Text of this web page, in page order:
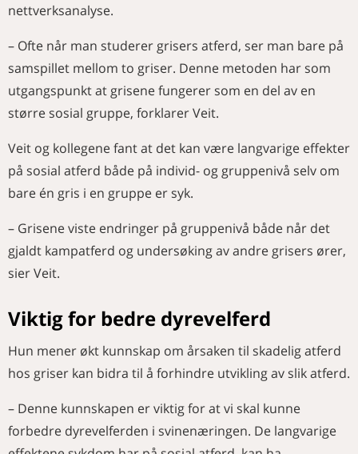
nettverksanalyse.
– Ofte når man studerer grisers atferd, ser man bare på
samspillet mellom to griser. Denne metoden har som
utgangspunkt at grisene fungerer som en del av en
større sosial gruppe, forklarer Veit.
Veit og kollegene fant at det kan være langvarige effekter
på sosial atferd både på individ- og gruppenivå selv om
bare én gris i en gruppe er syk.
– Grisene viste endringer på gruppenivå både når det
gjaldt kampatferd og undersøking av andre grisers ører,
sier Veit.
Viktig for bedre dyrevelferd
Hun mener økt kunnskap om årsaken til skadelig atferd
hos griser kan bidra til å forhindre utvikling av slik atferd.
– Denne kunnskapen er viktig for at vi skal kunne
forbedre dyrevelferden i svinenæringen. De langvarige